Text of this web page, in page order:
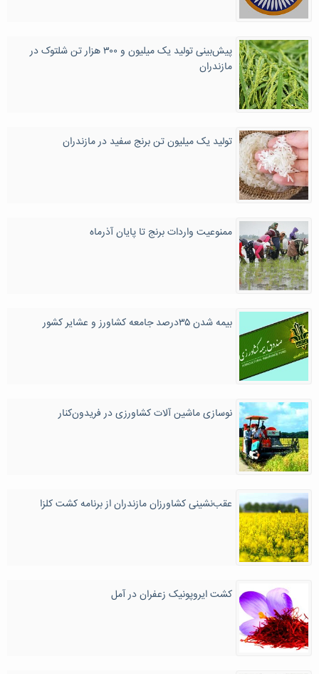
پیش‌بینی تولید یک میلیون و ۳۰۰ هزار تن شلتوک در
مازندران
تولید یک میلیون تن برنج سفید در مازندران
ممنوعیت واردات برنج تا پایان آذرماه
بیمه شدن ۳۵درصد جامعه کشاورز و عشایر کشور
نوسازی ماشین آلات کشاورزی در فریدون‌کنار
عقب‌نشینی کشاورزان مازندران از برنامه کشت کلزا
کشت ایروپونیک زعفران در آمل